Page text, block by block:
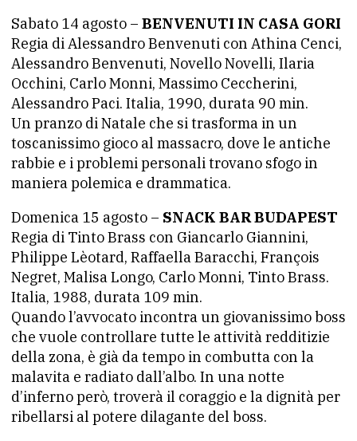
Sabato 14 agosto – BENVENUTI IN CASA GORI
Regia di Alessandro Benvenuti con Athina Cenci,
Alessandro Benvenuti, Novello Novelli, Ilaria
Occhini, Carlo Monni, Massimo Ceccherini,
Alessandro Paci. Italia, 1990, durata 90 min.
Un pranzo di Natale che si trasforma in un
toscanissimo gioco al massacro, dove le antiche
rabbie e i problemi personali trovano sfogo in
maniera polemica e drammatica.
Domenica 15 agosto – SNACK BAR BUDAPEST
Regia di Tinto Brass con Giancarlo Giannini,
Philippe Lèotard, Raffaella Baracchi, François
Negret, Malisa Longo, Carlo Monni, Tinto Brass.
Italia, 1988, durata 109 min.
Quando l’avvocato incontra un giovanissimo boss
che vuole controllare tutte le attività redditizie
della zona, è già da tempo in combutta con la
malavita e radiato dall’albo. In una notte
d’inferno però, troverà il coraggio e la dignità per
ribellarsi al potere dilagante del boss.